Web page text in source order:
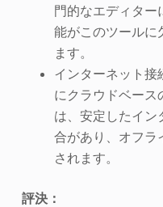
門的なエディター
能がこのツールに
ます。
インターネット接
にクラウドベー
は、安定したイン
合があり、オフラ
されます。
評決：